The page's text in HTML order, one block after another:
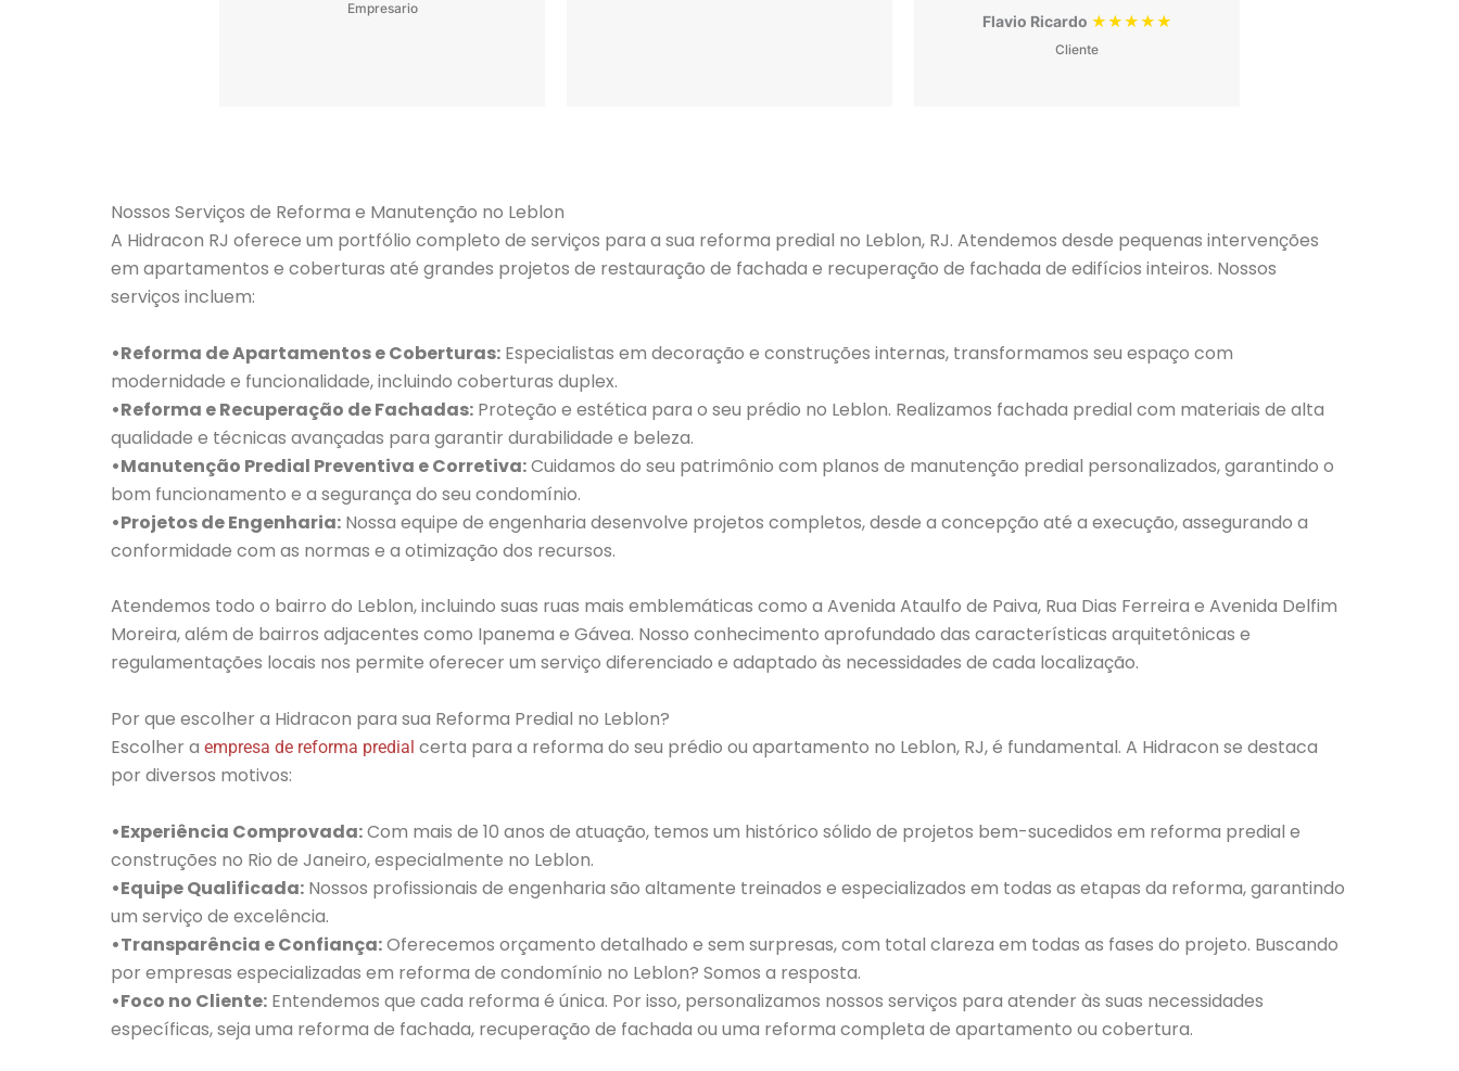
Empresario
Flavio Ricardo ★★★★★
Cliente
Nossos Serviços de Reforma e Manutenção no Leblon
A Hidracon RJ oferece um portfólio completo de serviços para a sua reforma predial no Leblon, RJ. Atendemos desde pequenas intervenções
em apartamentos e coberturas até grandes projetos de restauração de fachada e recuperação de fachada de edifícios inteiros. Nossos
serviços incluem:
•Reforma de Apartamentos e Coberturas: Especialistas em decoração e construções internas, transformamos seu espaço com
modernidade e funcionalidade, incluindo coberturas duplex.
•Reforma e Recuperação de Fachadas: Proteção e estética para o seu prédio no Leblon. Realizamos fachada predial com materiais de alta
qualidade e técnicas avançadas para garantir durabilidade e beleza.
•Manutenção Predial Preventiva e Corretiva:Cuidamos do seu patrimônio com planos de manutenção predial personalizados, garantindo o
bom funcionamento e a segurança do seu condomínio.
•Projetos de Engenharia: Nossa equipe de engenharia desenvolve projetos completos, desde a concepção até a execução, assegurando a
conformidade com as normas e a otimização dos recursos.
Atendemos todo o bairro do Leblon, incluindo suas ruas mais emblemáticas como a Avenida Ataulfo de Paiva, Rua Dias Ferreira e Avenida Delfim
Moreira, além de bairros adjacentes como Ipanema e Gávea. Nosso conhecimento aprofundado das características arquitetônicas e
regulamentações locais nos permite oferecer um serviço diferenciado e adaptado às necessidades de cada localização.
Por que escolher a Hidracon para sua Reforma Predial no Leblon?
Escolher a empresa de reforma predial certa para a reforma do seu prédio ou apartamento no Leblon, RJ, é fundamental. A Hidracon se destaca
por diversos motivos:
•Experiência Comprovada:Com mais de 10 anos de atuação, temos um histórico sólido de projetos bem-sucedidos em reforma predial e
construções no Rio de Janeiro, especialmente no Leblon.
•Equipe Qualificada: Nossos profissionais de engenharia são altamente treinados e especializados em todas as etapas da reforma, garantindo
um serviço de excelência.
•Transparência e Confiança:Oferecemos orçamento detalhado e sem surpresas, com total clareza em todas as fases do projeto. Buscando
por empresas especializadas em reforma de condomínio no Leblon? Somos a resposta.
•Foco no Cliente: Entendemos que cada reforma é única. Por isso, personalizamos nossos serviços para atender às suas necessidades
específicas, seja uma reforma de fachada, recuperação de fachada ou uma reforma completa de apartamento ou cobertura.